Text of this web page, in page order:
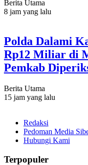
Berita Utama
8 jam yang lalu
Polda Dalami
Rp12 Miliar di
Pemkab
Berita Utama
15 jam yang lalu
Redaksi
Pedoman Media
Hubungi Kami
Terpopuler